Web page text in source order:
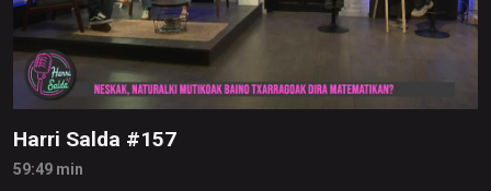
Harri Salda #157
59:49 min